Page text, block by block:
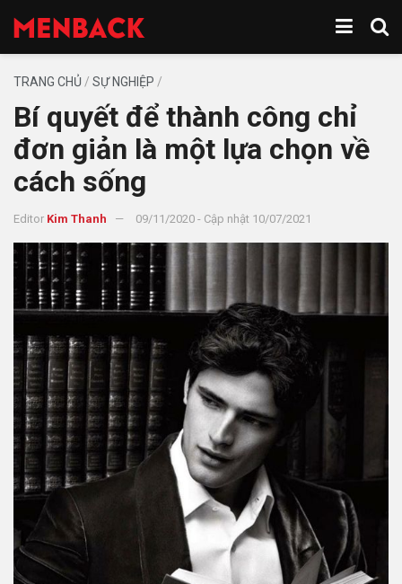
TRANG CHỦ / SỰ NGHIỆP /
Bí quyết để thành công chỉ
đơn giản là một lựa chọn về
cách sống
Editor Kim Thanh 09/11/2020 - Cập nhật 10/07/2021